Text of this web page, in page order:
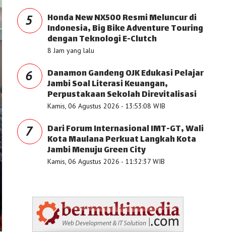
5 Honda New NX500 Resmi Meluncur di
Indonesia, Big Bike Adventure Touring
dengan Teknologi E-Clutch
8 Jam yang lalu
6 Danamon Gandeng OJK Edukasi Pelajar
Jambi Soal Literasi Keuangan,
Perpustakaan Sekolah Direvitalisasi
Kamis, 06 Agustus 2026 - 13:53:08 WIB
7 Dari Forum Internasional IMT-GT, Wali
Kota Maulana Perkuat Langkah Kota
Jambi Menuju Green City
Kamis, 06 Agustus 2026 - 11:32:37 WIB